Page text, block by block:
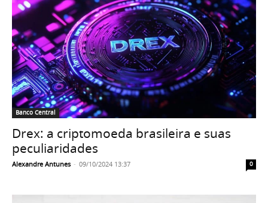
Banco Central
Drex: a criptomoeda brasileira e suas
peculiaridades
Alexandre Antunes - 09/10/2024 13:37 0